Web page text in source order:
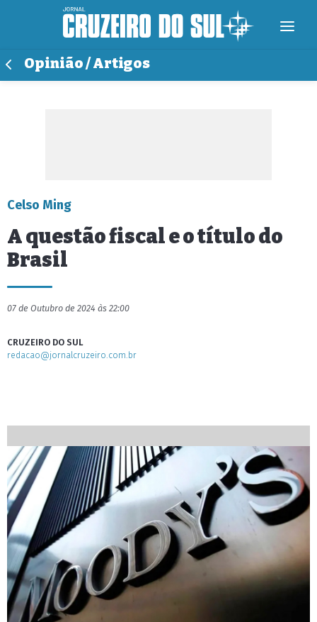
Opinião / Artigos
Celso Ming
A questão fiscal e o título do
Brasil
07 de Outubro de 2024 às 22:00
CRUZEIRO DO SUL
redacao@jornalcruzeiro.com.br